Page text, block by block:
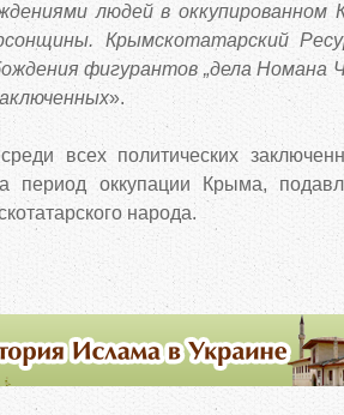
людей в
Крымскотатарский
фигурантов „дела Номана
».
всех политических
период оккупации Крыма,
народа.